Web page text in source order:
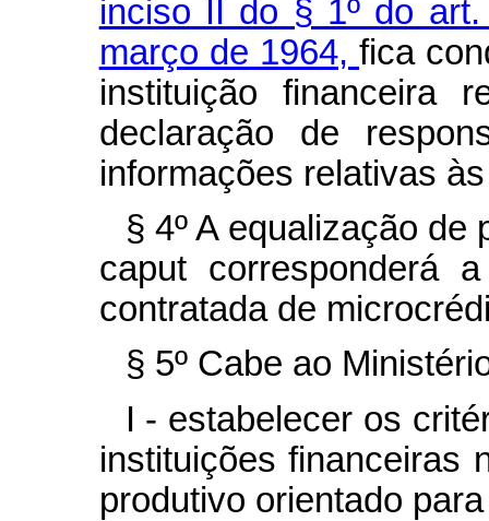
inciso II do § 1º do
março de 1964, fica
instituição financeira
declaração de
informações relativas
§ 4º A equalização
caput corresponderá
contratada de
§ 5º Cabe ao
I - estabelecer os
instituições financeiras
produtivo orientado